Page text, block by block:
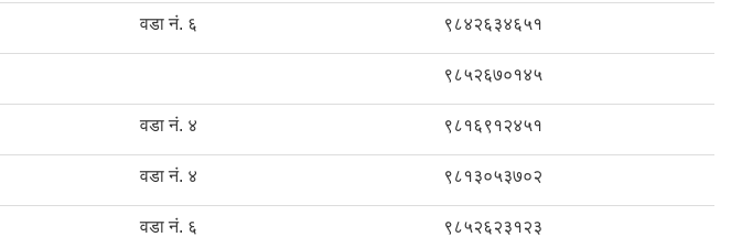
वडा नं. ६ ९८४२६३४६५१
९८५२६७०१४५
वडा नं. ४ ९८१६९१२४५१
वडा नं. ४ ९८१३०५३७०२
वडा नं. ६ ९८५२६२३१२३